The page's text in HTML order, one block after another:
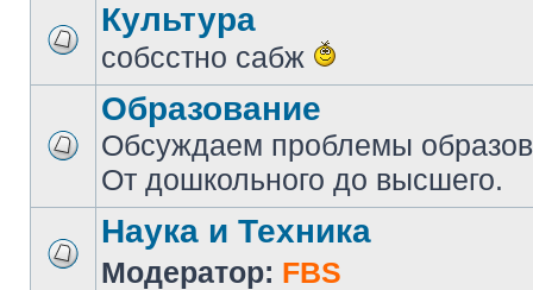
Культура
собсстно сабж
Образование
Обсуждаем проблемы
От дошкольного до высшего.
Наука и Техника
Модератор: FBS